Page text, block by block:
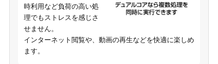
時利用など負荷の高い処
理でもストレスを感じさ
せません。
インターネット閲覧や、動画の再生などを快適に楽しめ
ます。